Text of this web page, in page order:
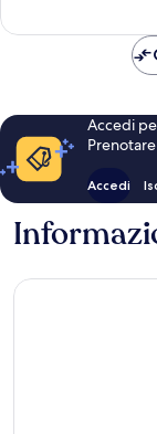
Accedi
Accedi